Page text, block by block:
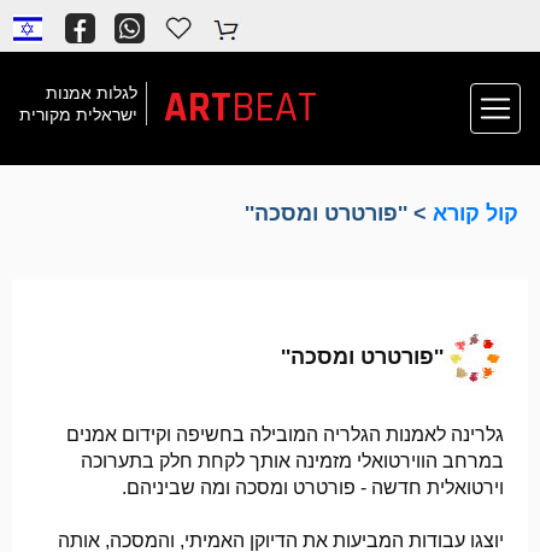
לגלות אמנות
ישראלית מקורית
ARTBEAT
קול קורא> ''פורטרט ומסכה''
''פורטרט ומסכה''
גלרינה לאמנות הגלריה המובילה בחשיפה וקידום אמנים
במרחב הווירטואלי מזמינה אותך לקחת חלק בתערוכה
וירטואלית חדשה - פורטרט ומסכה ומה שביניהם.
יוצגו עבודות המביעות את הדיוקן האמיתי, והמסכה, אותה